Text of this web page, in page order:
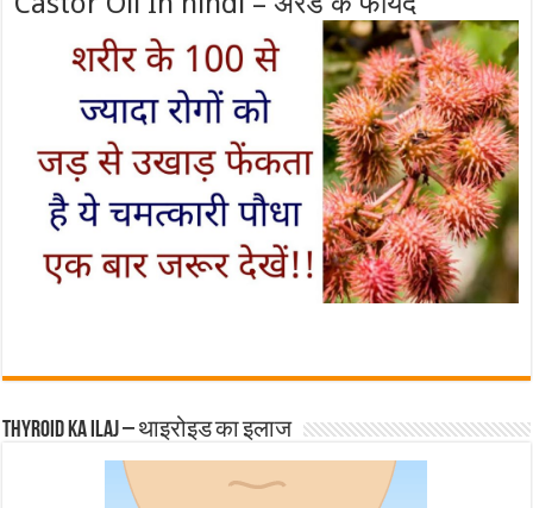
Thyroid ka ilaj – थाइरोइड का इलाज